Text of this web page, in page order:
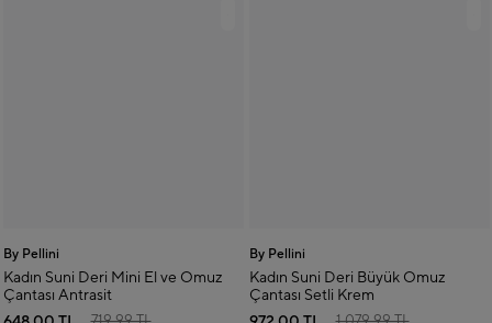
By Pellini
Kadın Suni Deri Mini El ve Omuz
Çantası Antrasit
By Pellini
Kadın Suni Deri Büyük Omuz
Çantası Setli Krem